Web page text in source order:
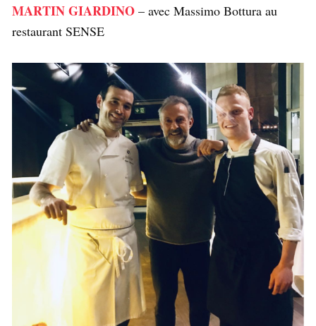
MARTIN GIARDINO – avec Massimo Bottura au
restaurant SENSE